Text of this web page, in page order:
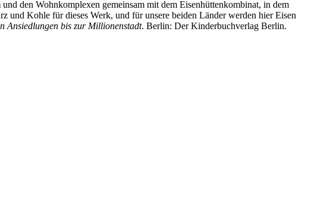
den Wohnkomplexen gemeinsam mit dem Eisenhüttenkombinat, in dem
und Kohle für dieses Werk, und für unsere beiden Länder werden hier Eisen
Ansiedlungen bis zur Millionenstadt. Berlin: Der Kinderbuchverlag Berlin.